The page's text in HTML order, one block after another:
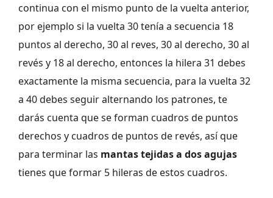
continua con el mismo punto de la vuelta anterior,
por ejemplo si la vuelta 30 tenía a secuencia 18
puntos al derecho, 30 al reves, 30 al derecho, 30 al
revés y 18 al derecho, entonces la hilera 31 debes
exactamente la misma secuencia, para la vuelta 32
a 40 debes seguir alternando los patrones, te
darás cuenta que se forman cuadros de puntos
derechos y cuadros de puntos de revés, así que
para terminar las mantas tejidas a dos agujas
tienes que formar 5 hileras de estos cuadros.